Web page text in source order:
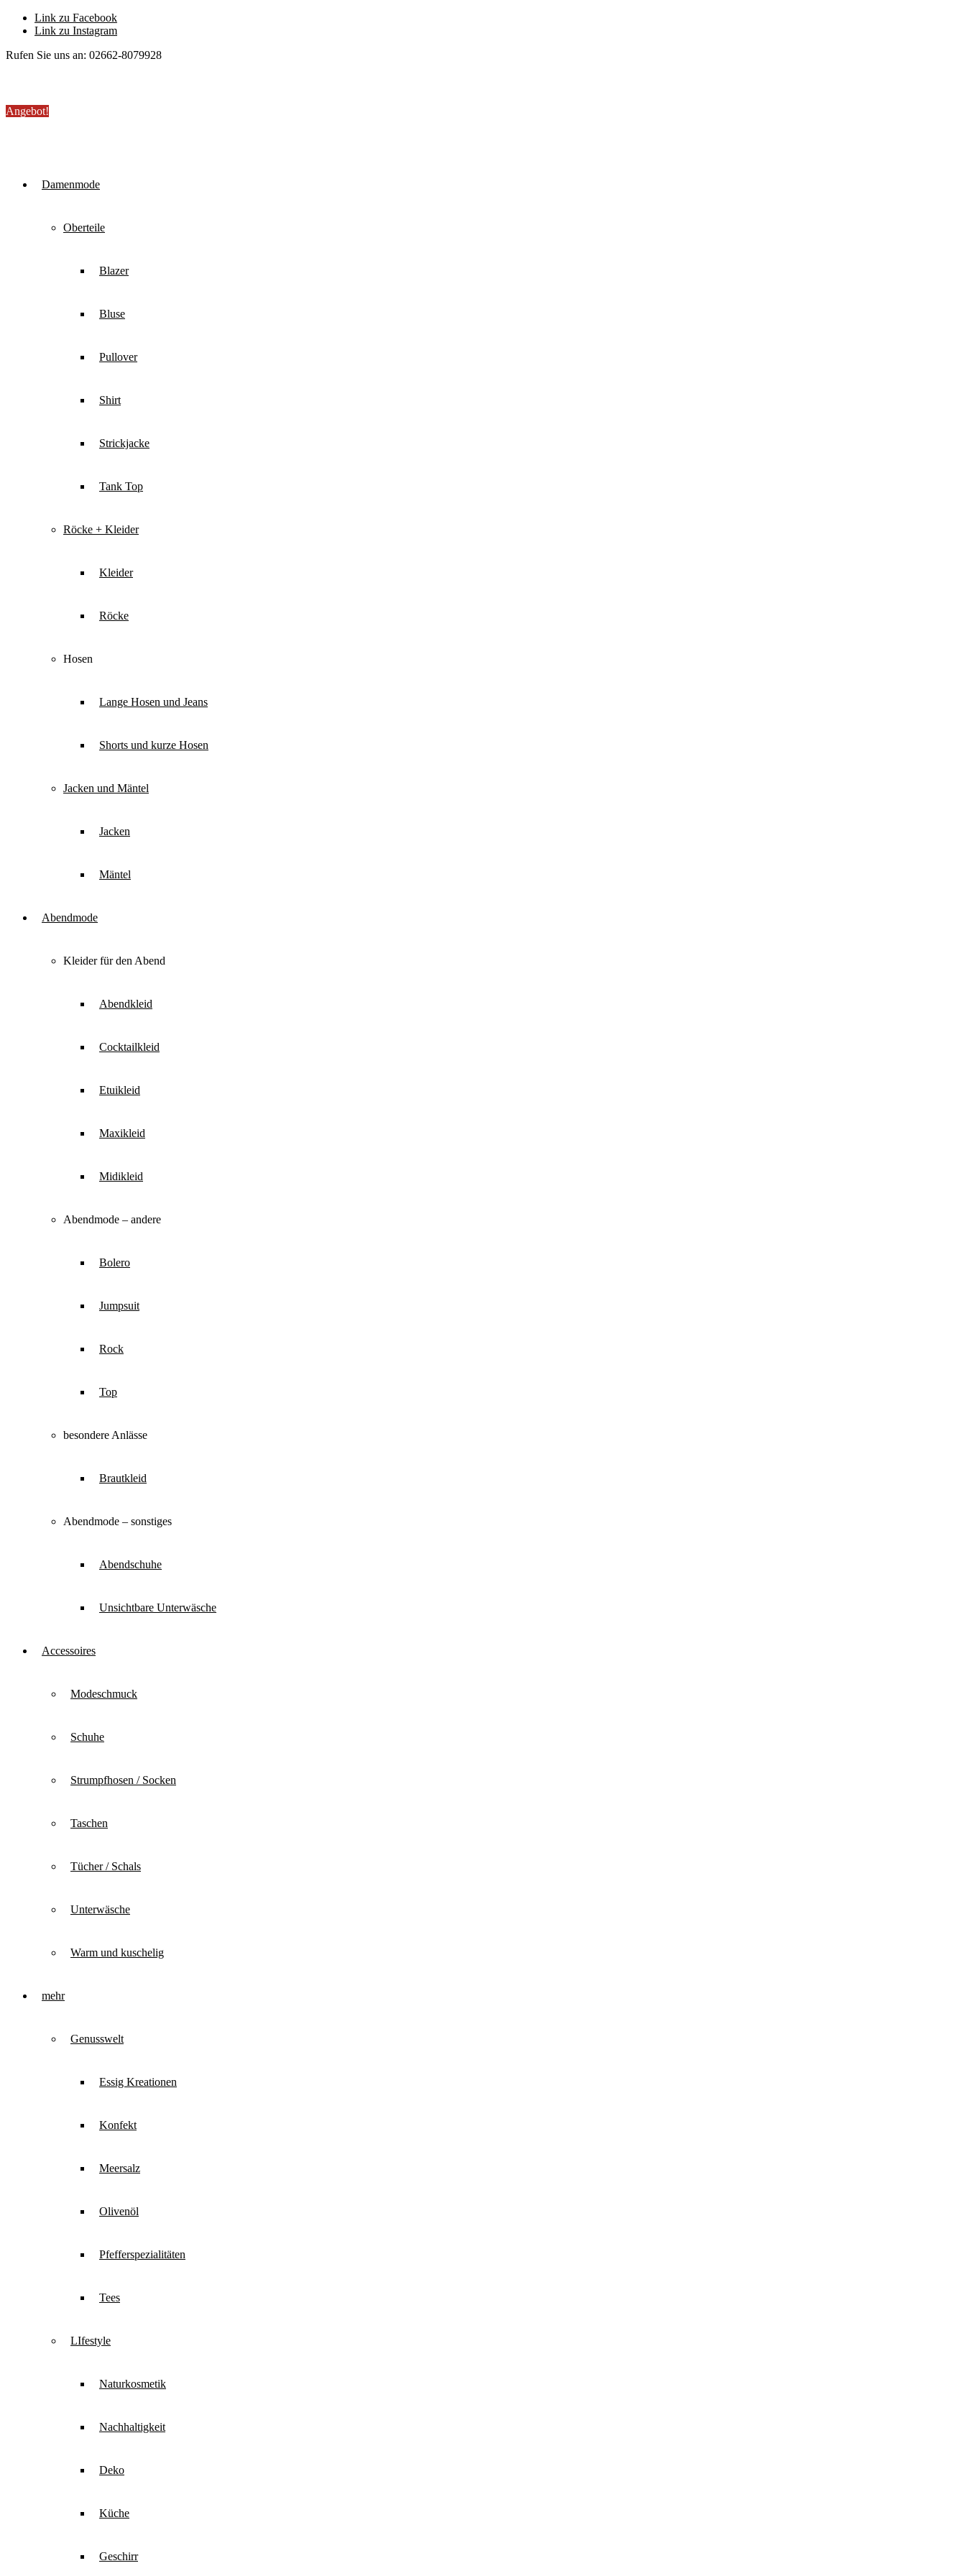
Link zu Facebook
Link zu Instagram
Rufen Sie uns an: 02662-8079928
Damenmode
Oberteile
Blazer
Bluse
Pullover
Shirt
Strickjacke
Tank Top
Röcke + Kleider
Kleider
Röcke
Hosen
Lange Hosen und Jeans
Shorts und kurze Hosen
Jacken und Mäntel
Jacken
Mäntel
Abendmode
Kleider für den Abend
Abendkleid
Cocktailkleid
Etuikleid
Maxikleid
Midikleid
Abendmode – andere
Bolero
Jumpsuit
Rock
Top
besondere Anlässe
Brautkleid
Abendmode – sonstiges
Abendschuhe
Unsichtbare Unterwäsche
Accessoires
Modeschmuck
Schuhe
Strumpfhosen / Socken
Taschen
Tücher / Schals
Unterwäsche
Warm und kuschelig
mehr
Genusswelt
Essig Kreationen
Konfekt
Meersalz
Olivenöl
Pfefferspezialitäten
Tees
LIfestyle
Naturkosmetik
Nachhaltigkeit
Deko
Küche
Geschirr
Angebot!